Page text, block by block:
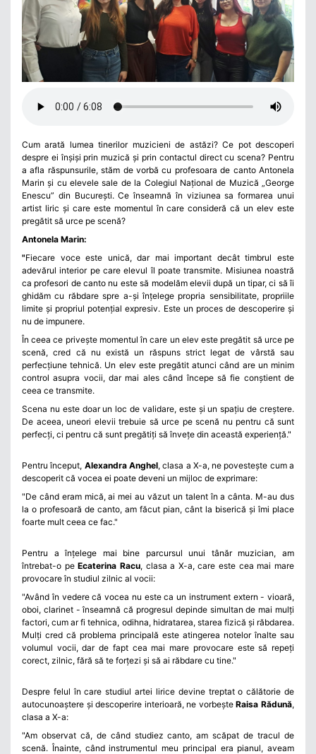
Cum arată lumea tinerilor muzicieni de astăzi? Ce pot descoperi
despre ei înșiși prin muzică și prin contactul direct cu scena? Pentru
a afla răspunsurile, stăm de vorbă cu profesoara de canto Antonela
Marin și cu elevele sale de la Colegiul Național de Muzică „George
Enescu” din București. Ce înseamnă în viziunea sa formarea unui
artist liric și care este momentul în care consideră că un elev este
pregătit să urce pe scenă?
Antonela Marin:
"Fiecare voce este unică, dar mai important decât timbrul este
adevărul interior pe care elevul îl poate transmite. Misiunea noastră
ca profesori de canto nu este să modelăm elevii după un tipar, ci să îi
ghidăm cu răbdare spre a-și înțelege propria sensibilitate, propriile
limite și propriul potențial expresiv. Este un proces de descoperire și
nu de impunere.
În ceea ce privește momentul în care un elev este pregătit să urce pe
scenă, cred că nu există un răspuns strict legat de vârstă sau
perfecțiune tehnică. Un elev este pregătit atunci când are un minim
control asupra vocii, dar mai ales când începe să fie conștient de
ceea ce transmite.
Scena nu este doar un loc de validare, este și un spațiu de creștere.
De aceea, uneori elevii trebuie să urce pe scenă nu pentru că sunt
perfecți, ci pentru că sunt pregătiți să învețe din această experiență."
Pentru început, Alexandra Anghel, clasa a X-a, ne povestește cum a
descoperit că vocea ei poate deveni un mijloc de exprimare:
"De când eram mică, ai mei au văzut un talent în a cânta. M-au dus
la o profesoară de canto, am făcut pian, cânt la biserică și îmi place
foarte mult ceea ce fac."
Pentru a înțelege mai bine parcursul unui tânăr muzician, am
întrebat-o peEcaterina Racu, clasa a X-a, care este cea mai mare
provocare în studiul zilnic al vocii:
"Având în vedere că vocea nu este ca un instrument extern - vioară,
oboi, clarinet - înseamnă că progresul depinde simultan de mai mulți
factori, cum ar fi tehnica, odihna, hidratarea, starea fizică și răbdarea.
Mulți cred că problema principală este atingerea notelor înalte sau
volumul vocii, dar de fapt cea mai mare provocare este să repeți
corect, zilnic, fără să te forțezi și să ai răbdare cu tine."
Despre felul în care studiul artei lirice devine treptat o călătorie de
autocunoaștere și descoperire interioară, ne vorbeșteRaisa Rădună,
clasa a X-a:
"Am observat că, de când studiez canto, am scăpat de tracul de
scenă. Înainte, când instrumentul meu principal era pianul, aveam